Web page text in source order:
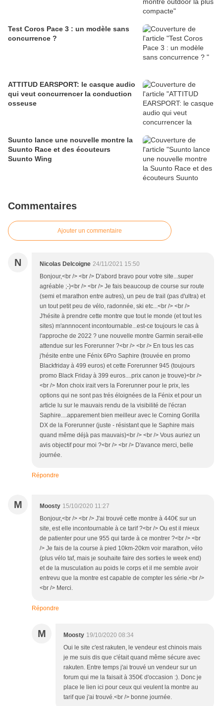
Test Coros Pace 3 : un modèle sans
concurrence ?
ATTITUD EARSPORT: le casque audio
qui veut concurrencer la conduction
osseuse
Suunto lance une nouvelle montre la
Suunto Race et des écouteurs
Suunto Wing
Commentaires
Ajouter un commentaire
N Nicolas Delcoigne 24/11/2021 15:50
Bonjour,<br /> <br /> D'abord bravo pour votre site...super
agréable ;-)<br /> <br /> Je fais beaucoup de course sur route
(semi et marathon entre autres), un peu de trail (pas d'ultra) et
un tout petit peu de vélo, radonnée, ski etc...<br /> <br />
J'hésite à prendre cette montre que tout le monde (et tout les
sites) m'annnocent incontournable...est-ce toujours le cas à
l'approche de 2022 ? une nouvelle montre Garmin serait-elle
attendue sur les Forerunner ?<br /> <br /> En tous les cas
j'hésite entre une Fénix 6Pro Saphire (trouvée en promo
Blackfriday à 499 euros) et cette Forerunner 945 (toujours
promo Black Friday à 399 euros....prix canon je trouve)<br />
<br /> Mon choix irait vers la Forerunner pour le prix, les
options qui ne sont pas trés éloignées de la Fénix et pour un
article lu sur le mauvais rendu de la visibilité de l'écran
Saphire....apparement bien meilleur avec le Corning Gorilla
DX de la Forerunner (juste - résistant que le Saphire mais
quand même déjà pas mauvais)<br /> <br /> Vous auriez un
avis objectif pour moi ?<br /> <br /> D'avance merci, belle
journée.
Répondre
M Moosty 15/10/2020 11:27
Bonjour,<br /> <br /> J'ai trouvé cette montre à 440€ sur un
site, est elle incontournable à ce tarif ?<br /> Ou est il mieux
de patienter pour une 955 qui tarde à ce montrer ?<br /> <br
/> Je fais de la course à pied 10km-20km voir marathon, vélo
(plus vélo taf, mais je souhaite faire des sorties le week end)
et de la musculation au poids le corps et il me semble avoir
entrevu que la montre est capable de compter les série.<br />
<br /> Merci.
Répondre
M Moosty 19/10/2020 08:34
Oui le site c'est rakuten, le vendeur est chinois mais
je me suis dis que c'était quand même sécure avec
rakuten. Entre temps j'ai trouvé un vendeur sur un
forum qui me la faisait à 350€ d'occasion :). Donc je
place le lien ici pour ceux qui veulent la montre au
tarif que j'ai trouvé.<br /> bonne journée.